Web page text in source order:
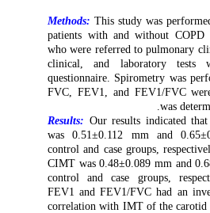
Methods:This study was
patients with and without
who were referred to pulmonary
clinical, and laboratory
questionnaire. Spirometry was
FVC, FEV1, and FEV1/FVC
was
Results:Our results indicated
was 0.51±0.112 mm and
control and case groups,
CIMT was 0.48±0.089 mm and
control and case groups,
FEV1 and FEV1/FVC had an
correlation with IMT of the